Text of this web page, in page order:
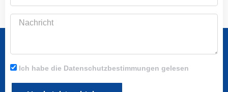
Nachricht
Ich habe die Datenschutzbestimmungen gelesen